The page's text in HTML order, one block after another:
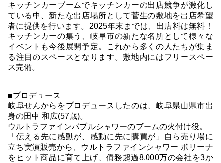
キッチンカーブームでキッチンカーの出店競争が激化し
ている中、新たな出店場所として菅生の敷地を出店希望
者に提供を行います。2025年末までは、出店料は無料！
キッチンカーの集う、岐阜市の新たな名所として様々な
イベントも今後展開予定。これから多くの人たちが集ま
る注目のスペースとなります。敷地内にはフリースペー
ス完備。
■プロデュース
岐阜せんからをプロデュースしたのは、岐阜県山県市出
身の田中 和広(57歳)。
ウルトラファインバブルシャワーのブームの火付け役。
「伝える先に感動が、感動に先に購買が」自ら売り場に
立ち実演販売から、ウルトラファインシャワー ボリーナ
をヒット商品に育て上げ、債務超過8,000万の会社を3か